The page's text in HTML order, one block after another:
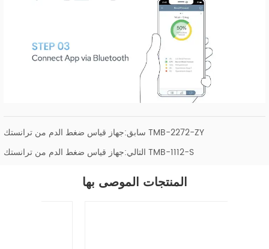
سابق: جهاز قياس ضغط الدم من ترانستك TMB-2272-ZY
التالي: جهاز قياس ضغط الدم من ترانستك TMB-1112-S
المنتجات الموصى بها